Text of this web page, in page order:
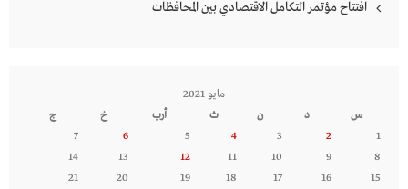
افتتاح مؤتمر التكامل الاقتصادي بين المحافظات
مايو 2021
س
د ن ث أرب خ
ج
1
2
3
4
5
6
7
8
9
10
11
12
13
14
15
16
17
18
19
20
21